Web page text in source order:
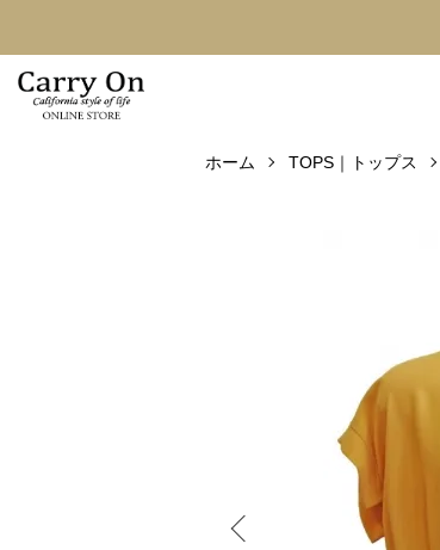
ホーム TOPS｜トップス